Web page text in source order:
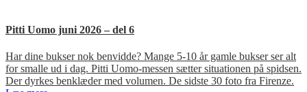
Pitti Uomo juni 2026 – del 6
Har dine bukser nok benvidde? Mange 5-10 år gamle bukser ser alt
for smalle ud i dag. Pitti Uomo-messen sætter situationen på spidsen.
Der dyrkes benklæder med volumen. De sidste 30 foto fra Firenze.